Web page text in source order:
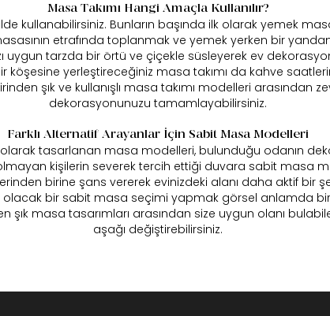
Masa Takımı Hangi Amaçla Kullanılır?
kullanabilirsiniz. Bunların başında ilk olarak yemek
etrafında toplanmak ve yemek yerken bir
uygun tarzda bir örtü ve çiçekle süsleyerek ev
köşesine yerleştireceğiniz masa takımı da kahve
şık ve kullanışlı masa takımı modelleri arasından
dekorasyonunuzu tamamlayabilirsiniz.
Farklı Alternatif Arayanlar İçin Sabit Masa Modelleri
tasarlanan masa modelleri, bulunduğu odanın
kişilerin severek tercih ettiği duvara sabit masa
birine şans vererek evinizdeki alanı daha aktif bir
olacak bir sabit masa seçimi yapmak görsel anlamda
şık masa tasarımları arasından size uygun olanı
aşağı değiştirebilirsiniz.